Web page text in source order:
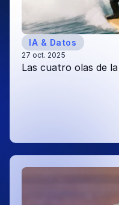
IA & Datos
27 oct. 2025
Las cuatro olas de